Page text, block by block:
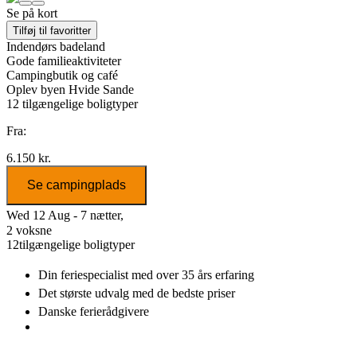
Se på kort
Tilføj til favoritter
Indendørs badeland
Gode familieaktiviteter
Campingbutik og café
Oplev byen Hvide Sande
12 tilgængelige boligtyper
Fra:
6.150 kr.
Se campingplads
Wed 12 Aug - 7 nætter,
2 voksne
12tilgængelige boligtyper
Din feriespecialistmed over 35 års erfaring
Det største udvalg med de bedste priser
Danske ferierådgivere